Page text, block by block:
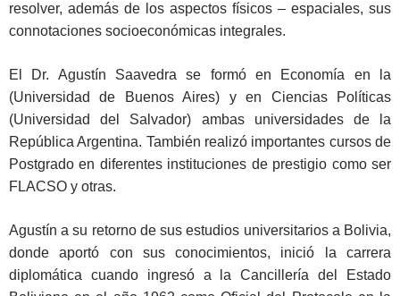
resolver, además de los aspectos físicos – espaciales, sus
connotaciones socioeconómicas integrales.
El Dr. Agustín Saavedra se formó en Economía en la
(Universidad de Buenos Aires) y en Ciencias Políticas
(Universidad del Salvador) ambas universidades de la
República Argentina. También realizó importantes cursos de
Postgrado en diferentes instituciones de prestigio como ser
FLACSO y otras.
Agustín a su retorno de sus estudios universitarios a Bolivia,
donde aportó con sus conocimientos, inició la carrera
diplomática cuando ingresó a la Cancillería del Estado